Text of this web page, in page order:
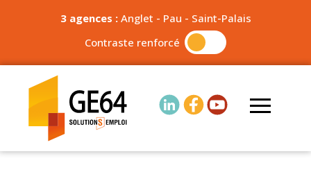
3 agences : Anglet - Pau - Saint-Palais
Contraste renforcé